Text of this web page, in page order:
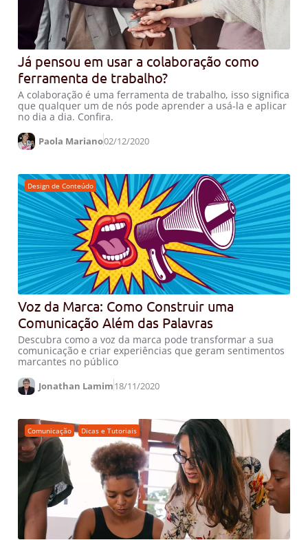
Já pensou em usar a colaboração como
ferramenta de trabalho?
A colaboração é uma ferramenta de trabalho, isso significa
que qualquer um de nós pode aprender a usá-la e aplicar
no dia a dia. Confira.
Paola Mariano02/12/2020
Design de Conteúdo
Voz da Marca: Como Construir uma
Comunicação Além das Palavras
Descubra como a voz da marca pode transformar a sua
comunicação e criar experiências que geram sentimentos
marcantes no público
Jonathan Lamim18/11/2020
Comunicação , Dicas e Tutoriais